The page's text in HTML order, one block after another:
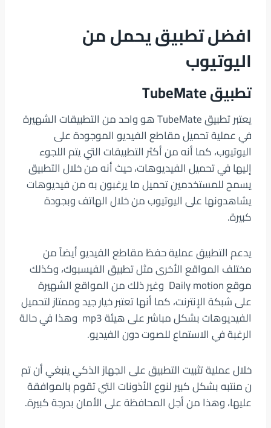
افضل تطبيق يحمل من
اليوتيوب
تطبيق TubeMate
يعتبر تطبيق TubeMate هو واحد من التطبيقات الشهيرة
في عملية تحميل مقاطع الفيديو الموجودة على
اليوتيوب، كما أنه من أكثر التطبيقات التي يتم اللجوء
إليها في تحميل الفيديوهات، حيث أنه من خلال التطبيق
يسمح للمستخدمين تحميل ما يرغبون به من فيديوهات
يشاهدونها على اليوتيوب من خلال الهاتف وبجودة
كبيرة.
يدعم التطبيق عملية حفظ مقاطع الفيديو أيضاً من
مختلف المواقع الأخرى مثل تطبيق الفيسبوك، وكذلك
موقع Daily motion وغير ذلك من المواقع الشهيرة
على شبكة الإنترنت، كما أنها تعتبر خيار جيد وممتاز لتحميل
الفيديوهات بشكل مباشر على هيئة mp3 وهذا في حالة
الرغبة في الاستماع للصوت دون الفيديو.
خلال عملية تثبيت التطبيق على الجهاز الذكي ينبغي أن تم
ن منتبه بشكل كبير لنوع الأذونات التي تقوم بالموافقة
عليها، وهذا من أجل المحافظة على الأمان بدرجة كبيرة.